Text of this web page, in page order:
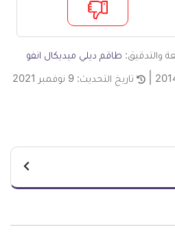
والتدقيق: طاقم ديلي ميديكال انفو
تاريخ التحديث: 9 نوفمبر 2021